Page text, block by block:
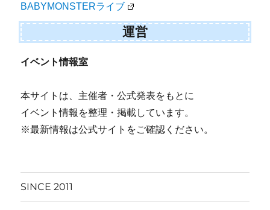
BABYMONSTERライブ
運営
イベント情報室
本サイトは、主催者・公式発表をもとに
イベント情報を整理・掲載しています。
※最新情報は公式サイトをご確認ください。
SINCE 2011